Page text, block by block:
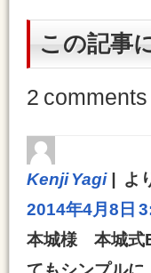
この記事
2 comments
Kenji Yagi
よ
2014年4月8日
本城様 本城式